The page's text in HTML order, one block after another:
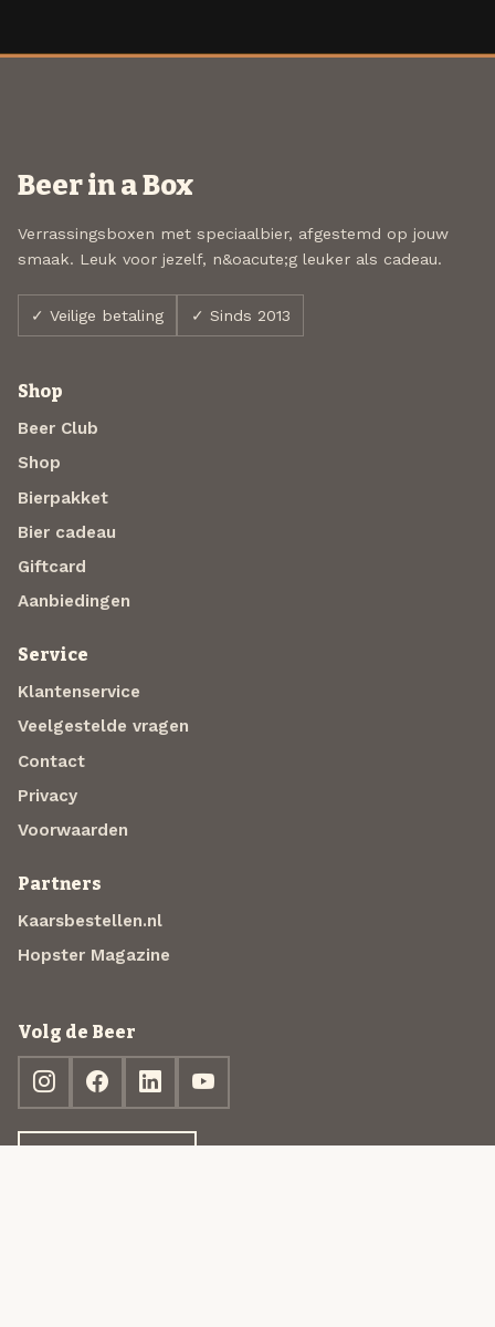
Beer in a Box
Verrassingsboxen met speciaalbier, afgestemd op jouw
smaak. Leuk voor jezelf, n&oacute;g leuker als cadeau.
✓ Veilige betaling ✓ Sinds 2013
Shop
Beer Club
Shop
Bierpakket
Bier cadeau
Giftcard
Aanbiedingen
Service
Klantenservice
Veelgestelde vragen
Contact
Privacy
Voorwaarden
Partners
Kaarsbestellen.nl
Hopster Magazine
Volg de Beer